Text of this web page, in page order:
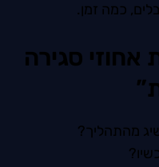
כמה זמן.
אחוזי סגירה
מהתהליך?